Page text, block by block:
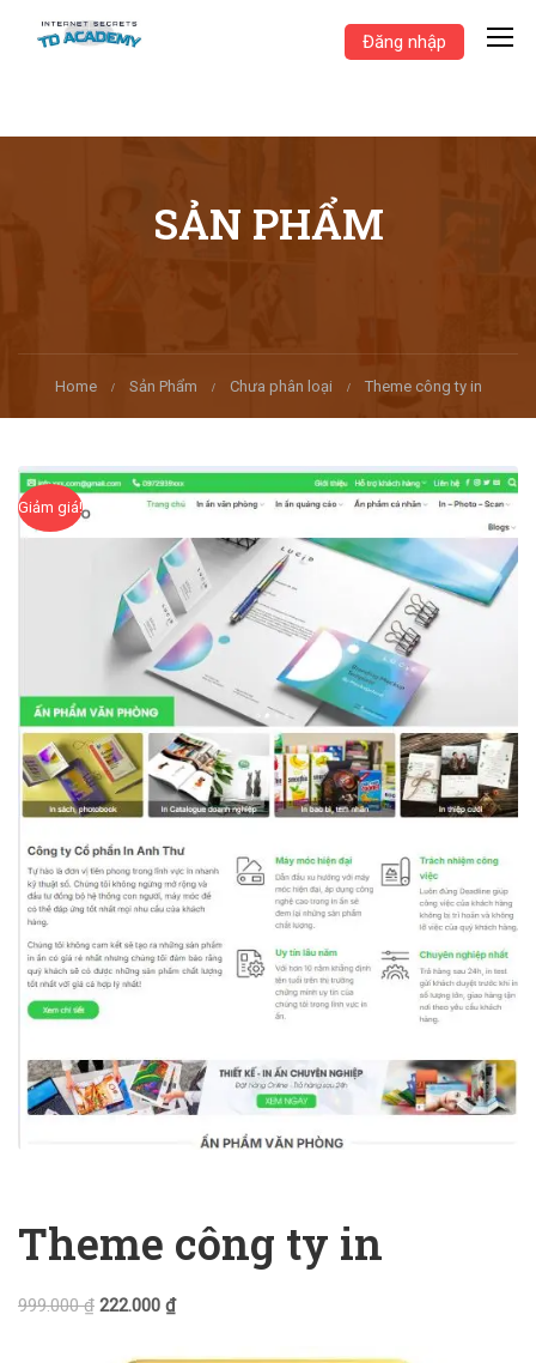
Đăng nhập
SẢN PHẨM
Home Sản Phẩm Chưa phân loại Theme công ty in
Giảm giá!
Theme công ty in
999.000₫ 222.000 ₫